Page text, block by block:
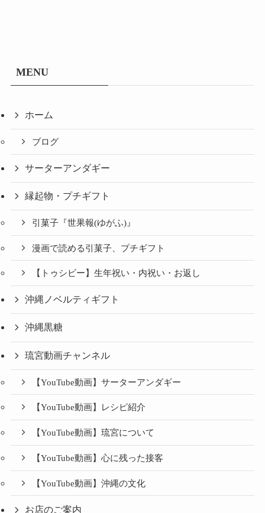
MENU
ホーム
ブログ
サーターアンダギー
縁起物・プチギフト
引菓子『世果報(ゆがふ)』
漫画で読める引菓子、プチギフト
【トゥシビー】生年祝い・内祝い・お返し
沖縄ノベルティギフト
沖縄黒糖
琉宮動画チャンネル
【YouTube動画】サーターアンダギー
【YouTube動画】レシピ紹介
【YouTube動画】琉宮について
【YouTube動画】心に残った接客
【YouTube動画】沖縄の文化
お店のご案内